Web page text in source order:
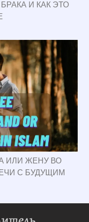
И КАК ЭТО
ИЛИ ЖЕНУ ВО
С БУДУЩИМ